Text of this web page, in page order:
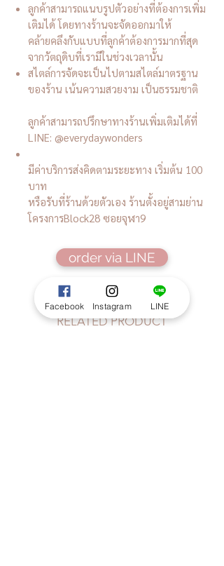
ลูกค้าสามารถแนบรูปตัวอย่างที่ต้องการเพิ่ม
เติมได้ โดยทางร้านจะจัดออกมาให้
คล้ายคลึงกับแบบที่ลูกค้าต้องการมากที่สุด
จากวัตถุดิบที่เรามีในช่วงเวลานั้น
สไตล์การจัดจะเป็นไปตามสไตล์มาตรฐาน
ของร้าน เน้นความสวยงาม เป็นธรรมชาติ
ลูกค้าสามารถปรึกษาทางร้านเพิ่มเติมได้ที่
LINE: @everydaywonders
มีค่าบริการส่งคิดตามระยะทาง เริ่มต้น 100
บาท
หรือรับที่ร้านด้วยตัวเอง ร้านตั้งอยู่สามย่าน
โครงการBlock28 ซอยจุฬา9
order via LINE
RELATED PRODUCT
Facebook Instagram LINE